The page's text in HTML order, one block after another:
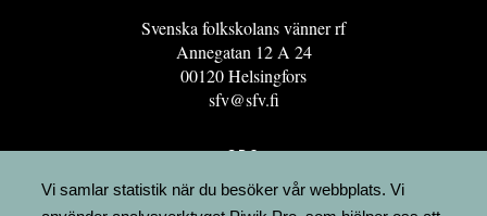
Svenska folkskolans vänner rf
Annegatan 12 A 24
00120 Helsingfors
sfv@sfv.fi
GRO
FÖRENINGSRESURSEN
Vi samlar statistik när du besöker vår webbplats. Vi